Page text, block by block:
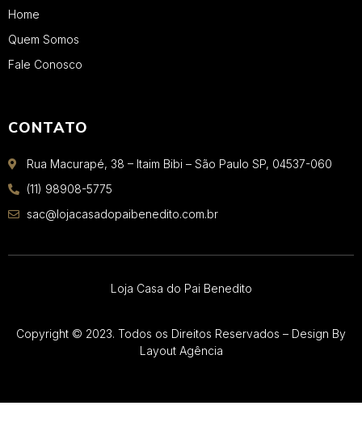
Home
Quem Somos
Fale Conosco
CONTATO
Rua Macurapé, 38 – Itaim Bibi – São Paulo SP, 04537-060
(11) 98908-5775
sac@lojacasadopaibenedito.com.br
Loja Casa do Pai Benedito
Copyright © 2023. Todos os Direitos Reservados – Design By
Layout Agência